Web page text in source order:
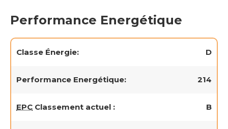
Performance Energétique
Classe Énergie: D
Performance Energétique: 214
EPC Classement actuel : B